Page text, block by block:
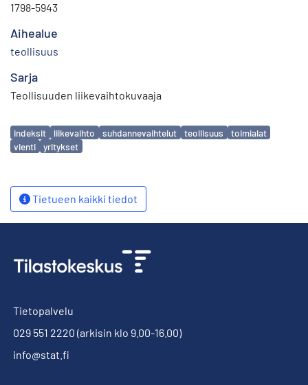
1798-5943
Aihealue
teollisuus
Sarja
Teollisuuden liikevaihtokuvaaja
Avainsanat
indeksit liikevaihto suhdannevaihtelut teollisuus
toimialat
vienti
yritykset
Tietueen kaikki tiedot
Tietopalvelu
029 551 2220 (arkisin klo 9.00-16.00)
info@stat.fi